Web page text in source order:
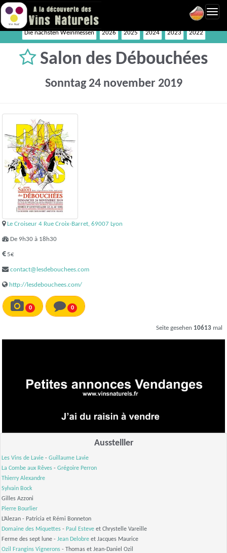
Die nächsten Weinmessen 2026 2025 2024 2023 2022
Salon des Débouchées
Sonntag 24 november 2019
Le Croiseur 4 Rue Croix-Barret, 69007 Lyon
De 9h30 à 18h30
5€
contact@lesdebouchees.com
http://lesdebouchees.com/
0 0
Seite gesehen 10613 mal
Ausstelller
Les Vins de Lavie - Guillaume Lavie
La Combe aux Rêves - Grégoire Perron
Thierry Alexandre
Sylvain Bock
Gilles Azzoni
Pierre Bourlier
L’Alezan - Patricia et Rémi Bonneton
Domaine des Miquettes - Paul Esteve et Chrystelle Vareille
Ferme des sept lune - Jean Delobre et Jacques Maurice
Ozil Frangins Vignerons - Thomas et Jean-Daniel Ozil